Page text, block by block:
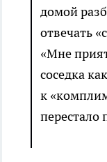
домой
отвечать
«Мне
соседка
к
перестало